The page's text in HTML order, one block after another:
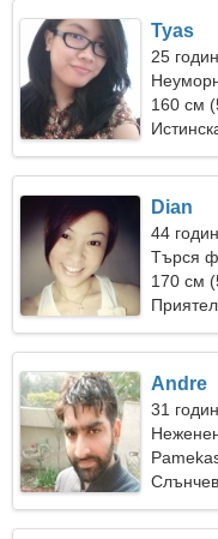
Tyas
25
любов
160 см
Dian
44
Търся
170 см
Andre
31